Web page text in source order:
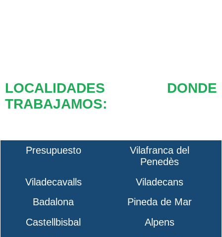
LOCALIDADES DONDE
TRABAJAMOS:
Presupuesto
Vilafranca del
Penedès
Viladecavalls
Viladecans
Badalona
Pineda de Mar
Castellbisbal
Alpens